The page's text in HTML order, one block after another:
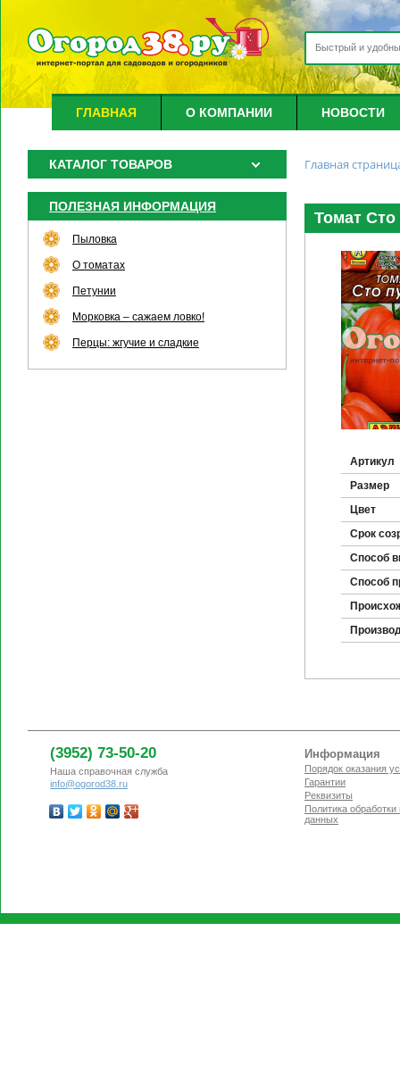
ГЛАВНАЯ О КОМПАНИИ НОВОСТИ
КАТАЛОГ ТОВАРОВ
ПОЛЕЗНАЯ ИНФОРМАЦИЯ
Пыловка
О томатах
Петунии
Морковка – сажаем ловко!
Перцы: жгучие и сладкие
Главная
Томат Сто
Артикул
Размер
Цвет
Срок
Способ
Способ
(3952) 73-50-20
Наша справочная служба
info@ogorod38.ru
Информация
Порядок оказания
Гарантии
Реквизиты
Политика
данных